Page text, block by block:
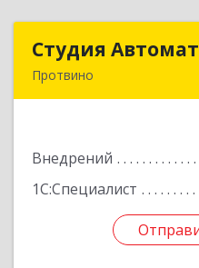
Студия
Протвино
Внедрений
1С:Специалист